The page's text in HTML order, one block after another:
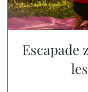
Escapade